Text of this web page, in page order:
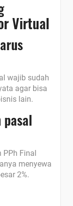
Virtual
wajib sudah
agar bisa
lain.
Final
menyewa
2%.